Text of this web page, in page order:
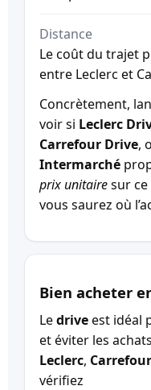
Distance
Le coût du trajet
entre Leclerc et
Concrètement,
voir si Leclerc
Carrefour Drive,
Intermarché
prix unitairesur
vous saurez où
Bien acheter
Ledriveest idéal
et éviter les
Leclerc, Carrefour
vérifiez